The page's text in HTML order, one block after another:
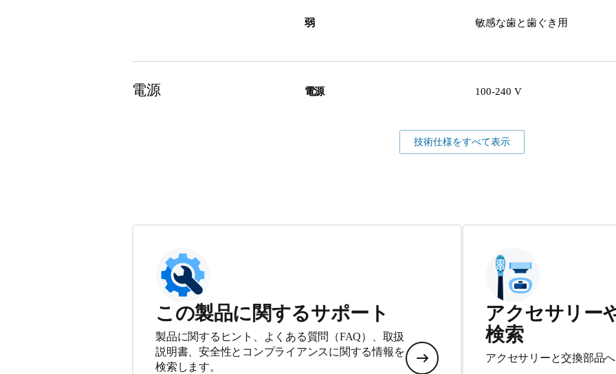
弱 敏感な歯と歯ぐき用
電源 電源 100-240 V
技術仕様をすべて表示
この製品に関するサポート
製品に関するヒント、よくある質問（FAQ）、取扱
説明書、安全性とコンプライアンスに関する情報を
検索します。
アクセサリー
検索
アクセサリーと交換部品へ